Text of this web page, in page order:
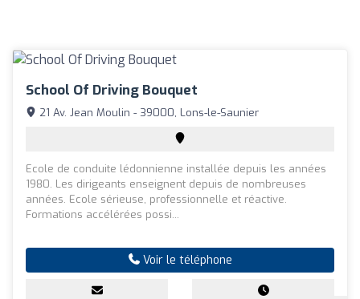
School Of Driving Bouquet
21 Av. Jean Moulin - 39000, Lons-le-Saunier
Ecole de conduite lédonnienne installée depuis les années
1980. Les dirigeants enseignent depuis de nombreuses
années. Ecole sérieuse, professionnelle et réactive.
Formations accélérées possi...
Voir le téléphone